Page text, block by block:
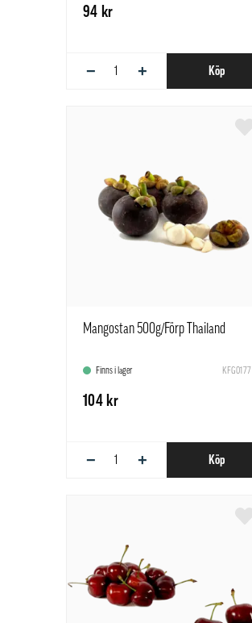
94 kr
− + Köp
Mangostan 500g/Förp Thailand
Finns i lager KFG0177
104 kr
− + Köp